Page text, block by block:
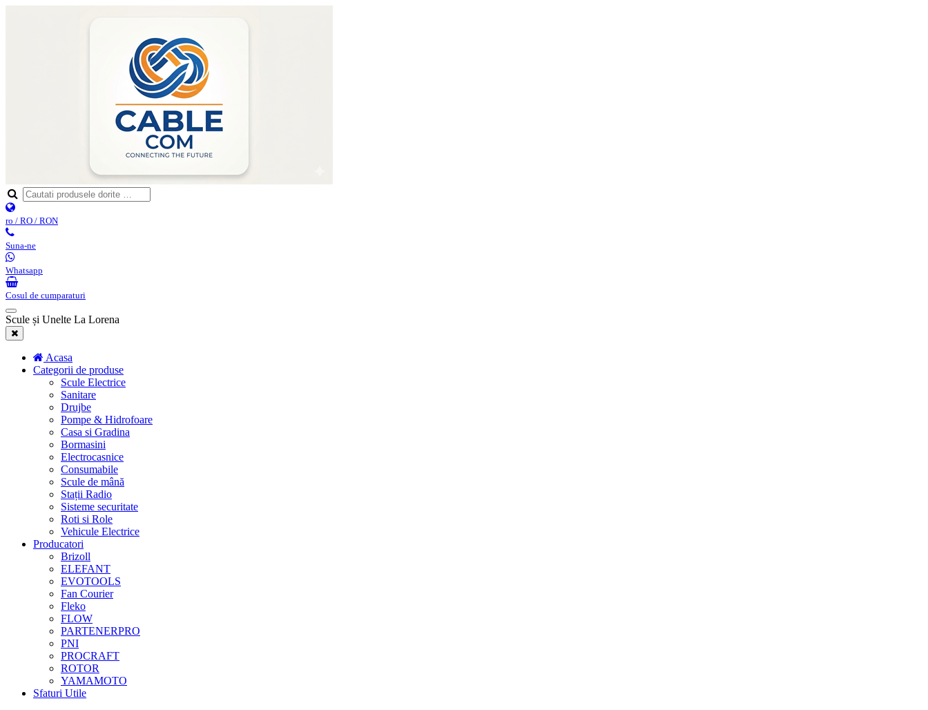
ro / RO / RON
Suna-ne
Whatsapp
Cosul de cumparaturi
Scule și Unelte La Lorena
Acasa
Categorii de produse
Scule Electrice
Sanitare
Drujbe
Pompe & Hidrofoare
Casa si Gradina
Bormasini
Electrocasnice
Consumabile
Scule de mână
Stații Radio
Sisteme securitate
Roti si Role
Vehicule Electrice
Producatori
Brizoll
ELEFANT
EVOTOOLS
Fan Courier
Fleko
FLOW
PARTENERPRO
PNI
PROCRAFT
ROTOR
YAMAMOTO
Sfaturi Utile